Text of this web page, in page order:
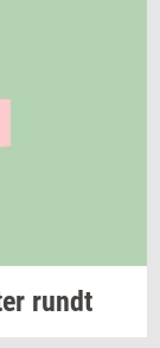
rundt